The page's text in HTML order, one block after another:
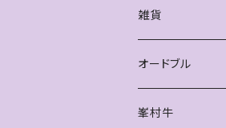
雑貨
オードブル
峯村牛